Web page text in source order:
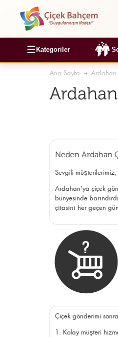
☰ Kategoriler
Ana Sayfa Ardahan
Neden Ardahan
Sevgili müşterilerimiz,
Ardahan'ya çiçek
bünyesinde
çıtasını her geçen
Çiçek gönderimi
1. Kolay müşteri